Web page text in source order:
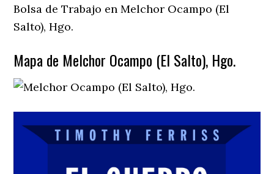
Bolsa de Trabajo en Melchor Ocampo (El
Salto), Hgo.
Mapa de Melchor Ocampo (El Salto), Hgo.